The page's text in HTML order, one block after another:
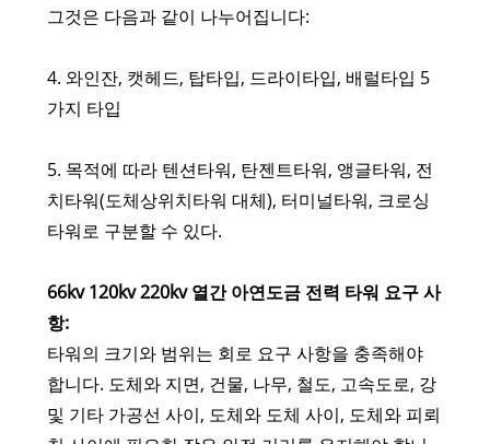
그것은 다음과 같이 나누어집니다:
4. 와인잔, 캣헤드, 탑타입, 드라이타입, 배럴타입 5
가지 타입
5. 목적에 따라 텐션타워, 탄젠트타워, 앵글타워, 전
치타워(도체상위치타워 대체), 터미널타워, 크로싱
타워로 구분할 수 있다.
66kv 120kv 220kv 열간 아연도금 전력 타워 요구 사
항:
타워의 크기와 범위는 회로 요구 사항을 충족해야
합니다. 도체와 지면, 건물, 나무, 철도, 고속도로, 강
및 기타 가공선 사이, 도체와 도체 사이, 도체와 피뢰